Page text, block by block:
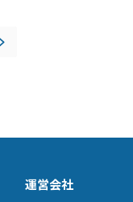
運営会社